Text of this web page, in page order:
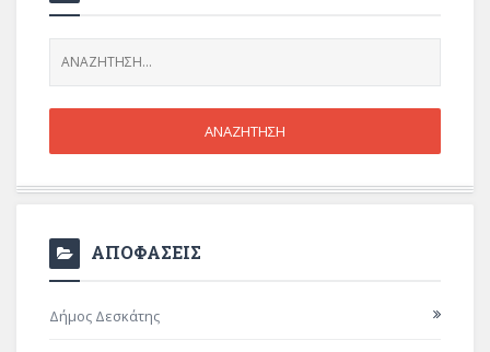
ΑΠΟΦΑΣΕΙΣ
Δήμος Δεσκάτης